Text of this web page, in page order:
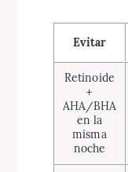
Evitar
Retinoide
+
AHA/BHA
en la
misma
noche